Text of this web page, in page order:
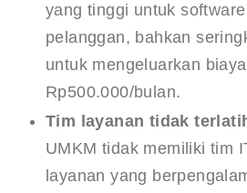
yang tinggi untuk
pelanggan, bahkan
untuk mengeluarkan
Rp500.000/bulan.
Tim layanan tidak
UMKM tidak memiliki tim
layanan yang